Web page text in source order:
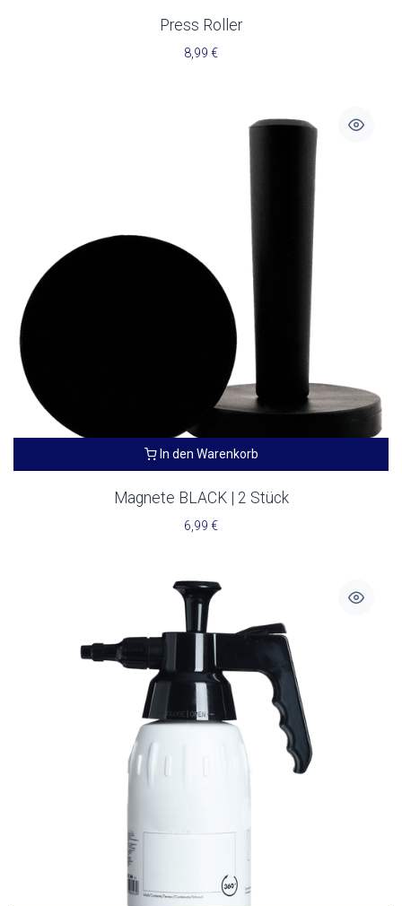
Press Roller
8,99 €
In den Warenkorb
Magnete BLACK | 2 Stück
6,99 €